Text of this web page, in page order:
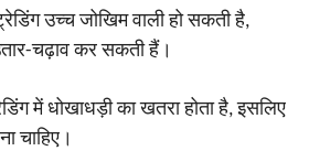
उच्च जोखिम वाली हो सकती है,
चढ़ाव कर सकती हैं।
में धोखाधड़ी का खतरा होता है, इसलिए
चाहिए।